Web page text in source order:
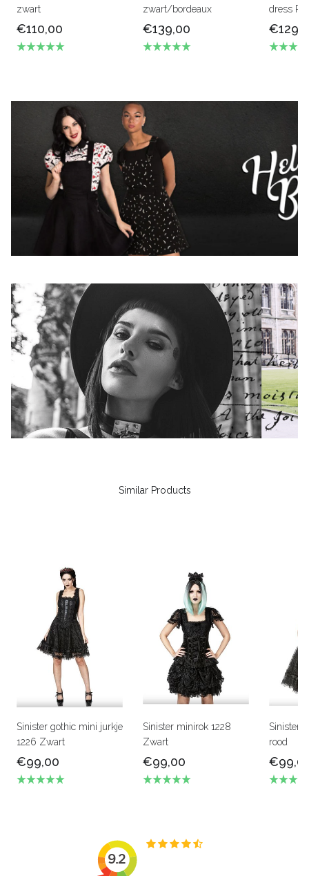
zwart
€110,00
zwart/bordeaux
€139,00
dress
Similar Products
Sinister gothic mini jurkje
1226 Zwart
€99,00
Sinister minirok 1228
Zwart
€99,00
Sinister
rood